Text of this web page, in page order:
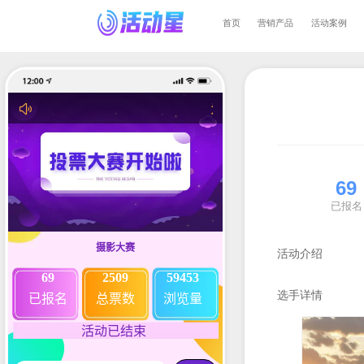
首页 营销产
活